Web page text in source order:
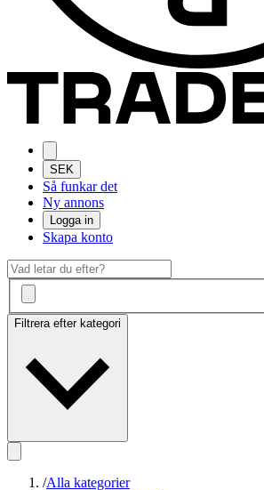
SEK
Så funkar det
Ny annons
Logga in
Skapa konto
Filtrera efter kategori
/Alla kategorier